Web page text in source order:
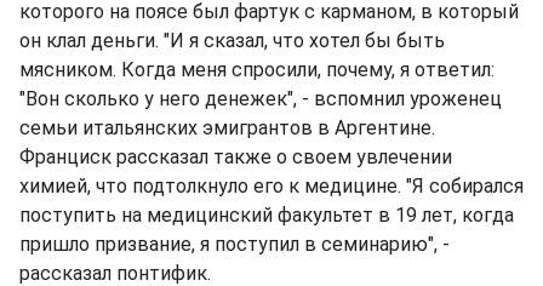
которого на поясе был фартук с карманом, в который
он клал деньги. "И я сказал, что хотел бы быть
мясником. Когда меня спросили, почему, я ответил:
"Вон сколько у него денежек", - вспомнил уроженец
семьи итальянских эмигрантов в Аргентине.
Франциск рассказал также о своем увлечении
химией, что подтолкнуло его к медицине. "Я собирался
поступить на медицинский факультет в 19 лет, когда
пришло призвание, я поступил в семинарию", -
рассказал понтифик.